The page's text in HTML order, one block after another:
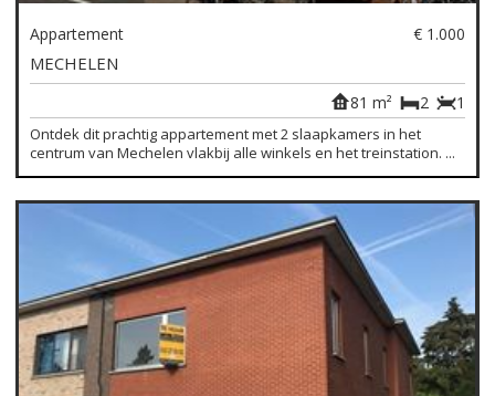
Appartement € 1.000
MECHELEN
1
2
81 m²
Ontdek dit prachtig appartement met 2 slaapkamers in het
centrum van Mechelen vlakbij alle winkels en het treinstation. ...